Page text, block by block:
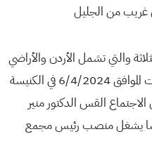
غريب من الجليل
والتي تشمل الأردن والأراضي
المقدسة عقد مؤتمر إقليمي يوم السبت الموافق 6/4/2024 في الكنيسة
الاجتماع القس الدكتور منير
يشغل منصب رئيس مجمع